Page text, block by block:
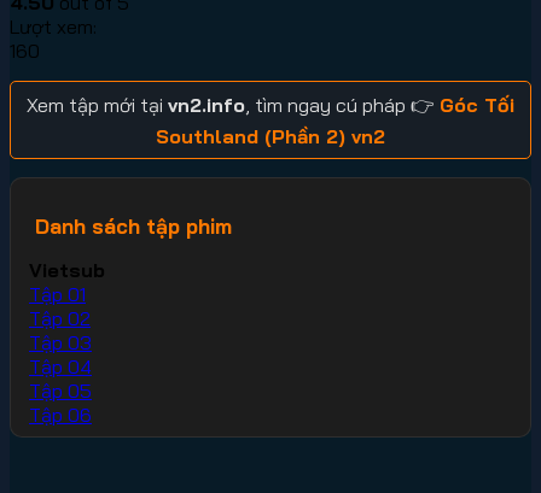
Lượt xem:
160
Xem tập mới tại vn2.info , tìm ngay cú pháp 👉 Góc Tối
Southland (Phần 2) vn2
Danh sách tập phim
Vietsub
Tập 01
Tập 02
Tập 03
Tập 04
Tập 05
Tập 06